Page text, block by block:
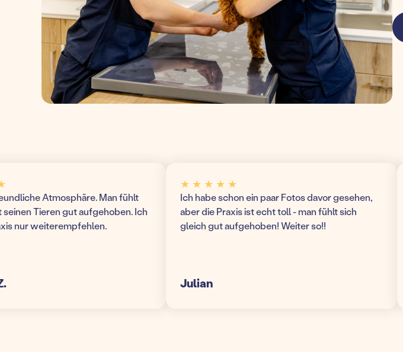
Atmosphäre. Man fühlt
Tieren gut aufgehoben. Ich
weiterempfehlen.
★ ★ ★ ★ ★
Ich habe schon ein paar Fotos davor gesehen,
aber die Praxis ist echt toll - man fühlt sich
gleich gut aufgehoben! Weiter so!!
Julian